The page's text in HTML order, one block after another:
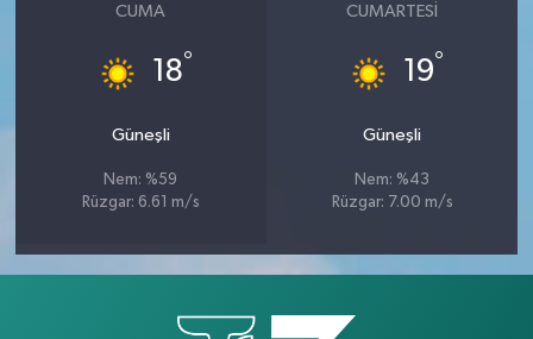
CUMA
18°
Güneşli
Nem: %59
Rüzgar: 6.61 m/s
CUMARTESI
19°
Güneşli
Nem: %43
Rüzgar: 7.00 m/s